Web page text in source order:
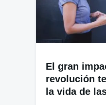
El gran
revolución
la vida de